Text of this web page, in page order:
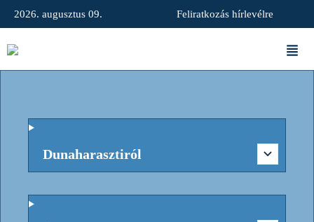
2026. augusztus 09. Feliratkozás hírlevélre
Dunaharasztiról